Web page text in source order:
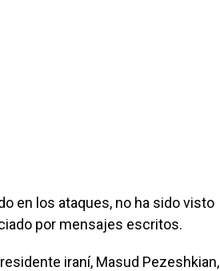
en los ataques, no ha sido visto
por mensajes escritos.
iraní, Masud Pezeshkian,